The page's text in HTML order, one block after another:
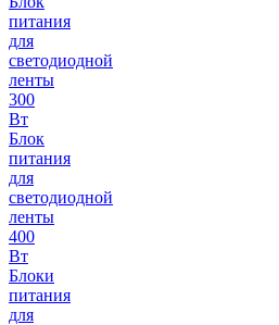
питания
для
светодиодной
ленты
300
Вт
Блок
питания
для
светодиодной
ленты
400
Вт
Блоки
питания
для